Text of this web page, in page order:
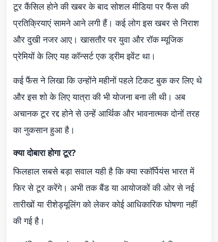
टूर कैंसिल होने की खबर के बाद सोशल मीडिया पर फैंस की
प्रतिक्रियाएं सामने आने लगी हैं। कई लोग इस खबर से निराश
और दुखी नजर आए। खासतौर पर युवा और रॉक म्यूजिक
प्रेमियों के लिए यह कॉन्सर्ट एक ड्रीम इवेंट था।
कई फैंस ने लिखा कि उन्होंने महीनों पहले टिकट बुक कर लिए थे
और इस शो के लिए यात्रा की भी योजना बना ली थी। अब
अचानक टूर रद्द होने से उन्हें आर्थिक और भावनात्मक दोनों तरह
का नुकसान हुआ है।
क्या दोबारा होगा टूर?
फिलहाल सबसे बड़ा सवाल यही है कि क्या स्कॉर्पियंस भारत में
फिर से टूर करेंगे। अभी तक बैंड या आयोजकों की ओर से नई
तारीखों या रीशेड्यूलिंग को लेकर कोई आधिकारिक घोषणा नहीं
की गई है।